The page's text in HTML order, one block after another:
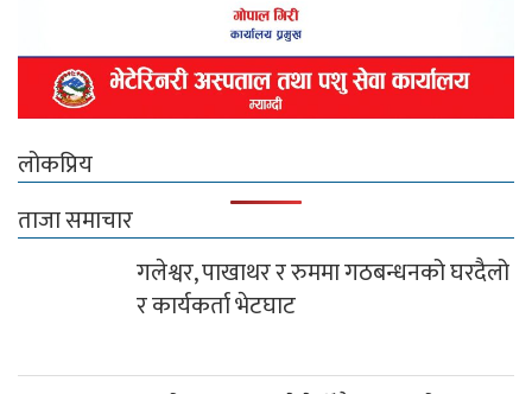
लोकप्रिय
ताजा समाचार
गलेश्वर, पाखाथर र रुममा गठबन्धनको घरदैलो
र कार्यकर्ता भेटघाट